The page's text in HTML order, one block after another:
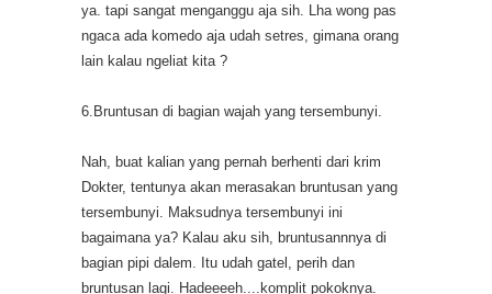
ya. tapi sangat menganggu aja sih. Lha wong pas
ngaca ada komedo aja udah setres, gimana orang
lain kalau ngeliat kita ?
6.Bruntusan di bagian wajah yang tersembunyi.
Nah, buat kalian yang pernah berhenti dari krim
Dokter, tentunya akan merasakan bruntusan yang
tersembunyi. Maksudnya tersembunyi ini
bagaimana ya? Kalau aku sih, bruntusannnya di
bagian pipi dalem. Itu udah gatel, perih dan
bruntusan lagi. Hadeeeeh....komplit pokoknya.